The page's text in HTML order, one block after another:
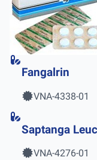
Fangalrin
VNA-4338-01
Saptanga
VNA-4276-01